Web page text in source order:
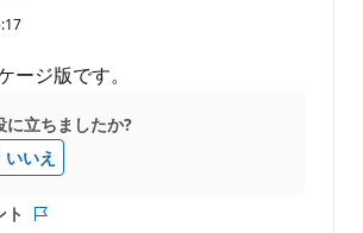
ージ版です。
に立ちましたか?
いいえ
ト